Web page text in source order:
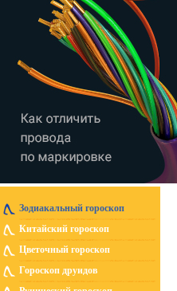
Зодиакальный гороскоп
Китайский гороскоп
Цветочный гороскоп
Гороскоп друидов